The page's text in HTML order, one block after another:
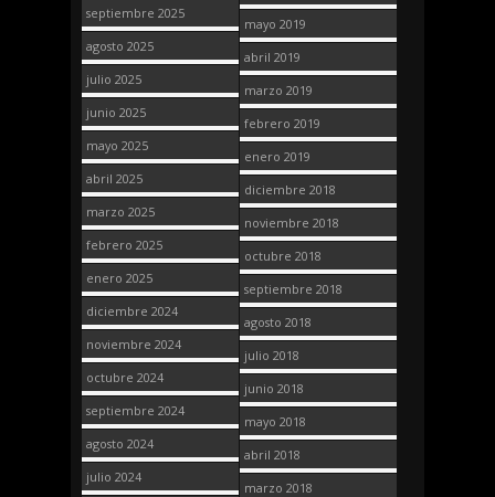
septiembre 2025
agosto 2025
julio 2025
junio 2025
mayo 2025
abril 2025
marzo 2025
febrero 2025
enero 2025
diciembre 2024
noviembre 2024
octubre 2024
septiembre 2024
agosto 2024
julio 2024
mayo 2019
abril 2019
marzo 2019
febrero 2019
enero 2019
diciembre 2018
noviembre 2018
octubre 2018
septiembre 2018
agosto 2018
julio 2018
junio 2018
mayo 2018
abril 2018
marzo 2018